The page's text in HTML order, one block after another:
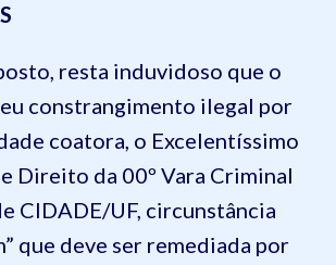
resta induvidoso que o
constrangimento ilegal por
coatora, o Excelentíssimo
Direito da 00º Vara Criminal
CIDADE/UF, circunstância
que deve ser remediada por